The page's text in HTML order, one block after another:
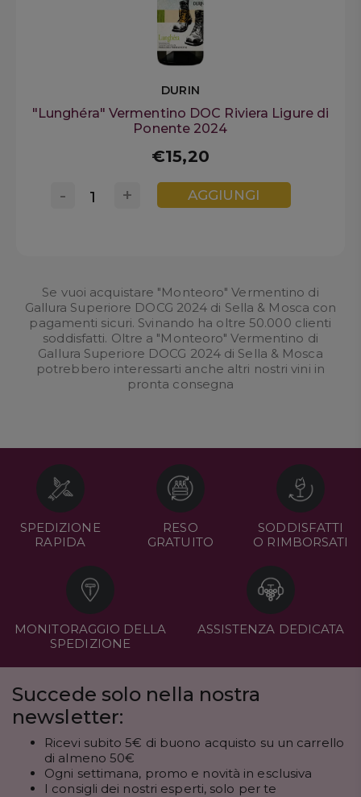
DURIN
"Lunghéra" Vermentino DOC Riviera Ligure di
Ponente 2024
€15,20
+
- AGGIUNGI
Se vuoi acquistare "Monteoro" Vermentino di
Gallura Superiore DOCG 2024 di Sella & Mosca con
pagamenti sicuri. Svinando ha oltre 50.000 clienti
soddisfatti. Oltre a "Monteoro" Vermentino di
Gallura Superiore DOCG 2024 di Sella & Mosca
potrebbero interessarti anche altri nostrivini in
pronta consegna
SPEDIZIONE
RAPIDA
RESO
GRATUITO
SODDISFATTI
O RIMBORSATI
MONITORAGGIO DELLA
SPEDIZIONE
ASSISTENZA DEDICATA
Succede solo nella nostra
newsletter:
Ricevi subito 5€ di buono acquisto su un carrello
di almeno 50€
Ogni settimana, promo e novità in esclusiva
I consigli dei nostri esperti, solo per te